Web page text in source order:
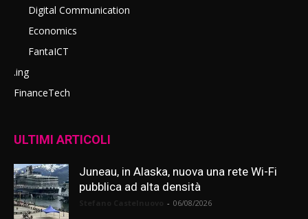
Digital Communication
Economics
FantaICT
.ing
FinanceTech
ULTIMI ARTICOLI
Juneau, in Alaska, nuova una rete Wi-Fi
pubblica ad alta densità
- 06/08/2026